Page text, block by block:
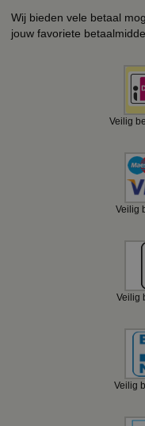
Wij bieden vele betaal
jouw favoriete
Veilig
Veilig
Veilig
Veilig